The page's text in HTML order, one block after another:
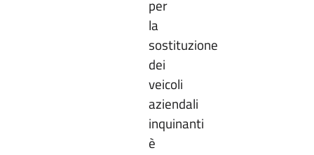
per
la
sostituzione
dei
veicoli
aziendali
inquinanti
è